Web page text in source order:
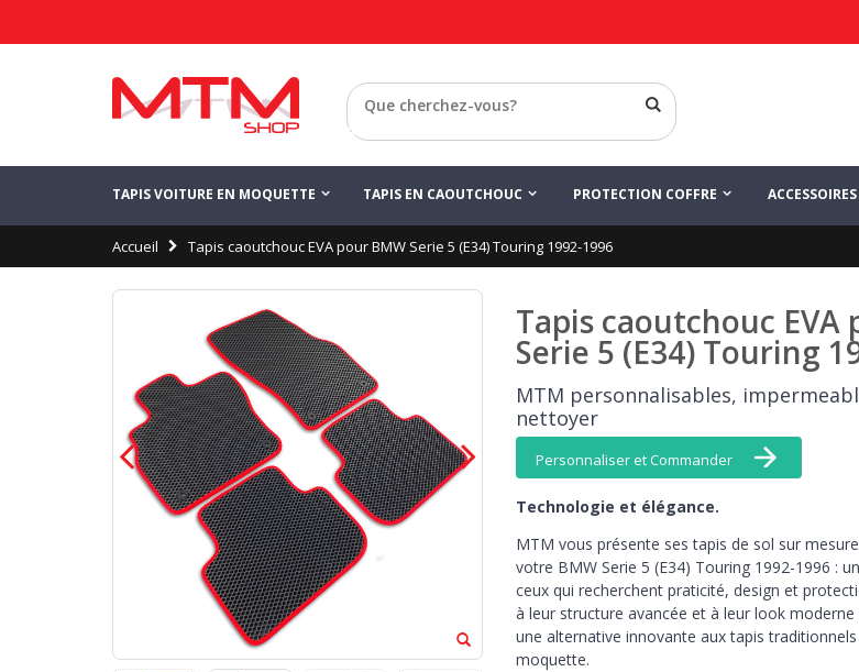
Retour
TAPIS VOITURE EN MOQUETTE TAPIS EN CAOUTCHOUC PROTECTION COFFRE ACCESSOIRES
Accueil Tapis caoutchouc EVA pour BMW Serie 5 (E34) Touring 1992-1996
Tapis caoutchouc EVA
Serie 5 (E34) Touring
MTM personnalisables,
nettoyer
Personnaliser et Commander
Technologie et élégance.
MTM vous présente ses tapis de sol sur
votre BMW Serie 5 (E34) Touring 1992-1996 :
ceux qui recherchent praticité, design et
à leur structure avancée et à leur look
une alternative innovante aux tapis
moquette.